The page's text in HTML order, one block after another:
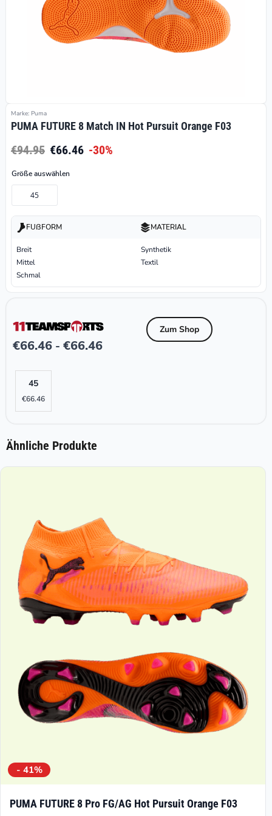
Marke: Puma
PUMA FUTURE 8 Match IN Hot Pursuit Orange F03
€94.95 €66.46 -30%
Größe auswählen
45
FUßFORM
Breit
Mittel
Schmal
MATERIAL
Synthetik
Textil
€66.46 - €66.46
Zum Shop
45
€66.46
Ähnliche Produkte
- 41%
PUMA FUTURE 8 Pro FG/AG Hot Pursuit Orange F03